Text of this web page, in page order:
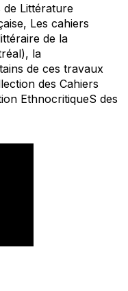
de Littérature
, Les cahiers
de la
la
de ces travaux
des Cahiers
EthnocritiqueS des